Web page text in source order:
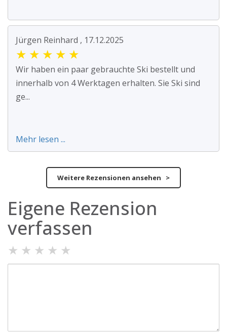
Jürgen Reinhard , 17.12.2025
★ ★ ★ ★ ★
Wir haben ein paar gebrauchte Ski bestellt und
innerhalb von 4 Werktagen erhalten. Sie Ski sind
ge...
Mehr lesen ...
Weitere Rezensionen ansehen >
Eigene Rezension
verfassen
★ ★ ★ ★ ★